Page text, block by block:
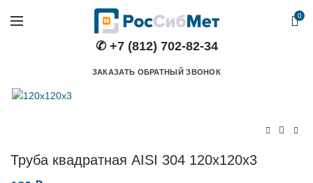
0
✆ +7 (812) 702-82-34
ЗАКАЗАТЬ ОБРАТНЫЙ ЗВОНОК
Труба квадратная AISI 304 120х120х3